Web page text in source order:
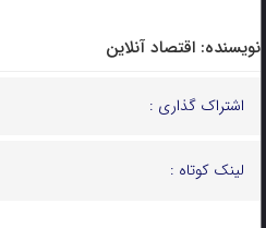
نویسنده: اقتصاد آنلاین
اشتراک گذاری :
لینک کوتاه :